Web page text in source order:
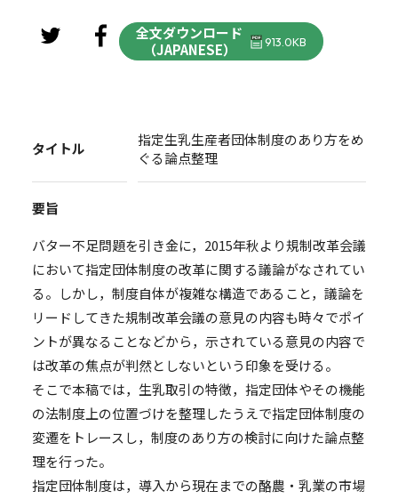
全文ダウンロード
（JAPANESE）
913.0KB
タイトル
指定生乳生産者団体制度のあり方をめ
ぐる論点整理
要旨
バター不足問題を引き金に，2015年秋より規制改革会議
において指定団体制度の改革に関する議論がなされてい
る。しかし，制度自体が複雑な構造であること，議論を
リードしてきた規制改革会議の意見の内容も時々でポイ
ントが異なることなどから，示されている意見の内容で
は改革の焦点が判然としないという印象を受ける。
そこで本稿では，生乳取引の特徴，指定団体やその機能
の法制度上の位置づけを整理したうえで指定団体制度の
変遷をトレースし，制度のあり方の検討に向けた論点整
理を行った。
指定団体制度は，導入から現在までの酪農・乳業の市場